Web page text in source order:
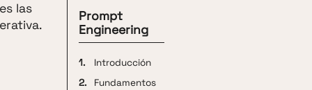
las
Prompt
Engineering
1.
Introducción
2.
Fundamentos